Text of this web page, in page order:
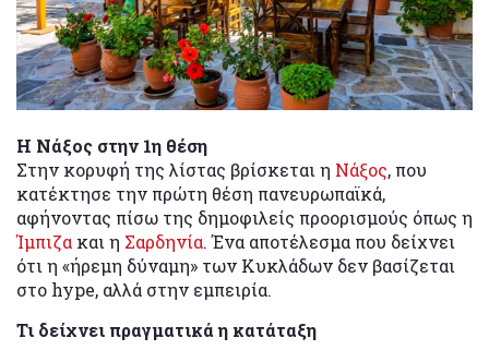
Η Νάξος στην 1η θέση
Στην κορυφή της λίστας βρίσκεται η Νάξος, που
κατέκτησε την πρώτη θέση πανευρωπαϊκά,
αφήνοντας πίσω της δημοφιλείς προορισμούς όπως η
Ίμπιζα και η Σαρδηνία. Ένα αποτέλεσμα που δείχνει
ότι η «ήρεμη δύναμη» των Κυκλάδων δεν βασίζεται
στο hype, αλλά στην εμπειρία.
Τι δείχνει πραγματικά η κατάταξη